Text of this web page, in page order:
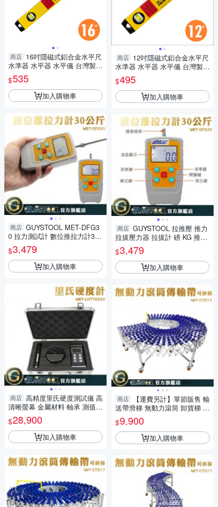
商店 16吋隱磁式鋁合金水平尺
水準器 水平器 水平儀 台灣製造
Panrico 百利世
$535
加入購物車
商店 GUYSTOOL MET-DFG3
0 拉力測試計 數位推拉力計30
公斤 KG 拉拔計 拉拔壓力器 盎
司
$3,479
加入購物車
商店 高精度里氏硬度測試儀 高
清晰螢幕 金屬材料 軸承 測值穩
定MET-LHTT6580 便攜式金屬
硬度計
$28,900
加入購物車
商店 12吋隱磁式鋁合金水平尺
水準器 水平器 水平儀 台灣製造
Panrico 百利世
$495
加入購物車
商店 GUYSTOOL 拉推壓 推力
拉拔壓力器 拉拔計 磅 KG 推拉
力計 4種單位 牛頓 拉力測試計
推力測試
$3,479
加入購物車
商店
【運費另計】單節販售 輸
送帶滑梯 無動力滾筒 卸貨梯 無
動力傳送帶 卸貨滑梯 CTD17
滑梯輸送帶
$9,900
加入購物車